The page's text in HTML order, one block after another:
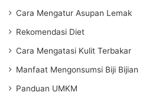
Cara Mengatur Asupan Lemak
Rekomendasi Diet
Cara Mengatasi Kulit Terbakar
Manfaat Mengonsumsi Biji Bijian
Panduan UMKM